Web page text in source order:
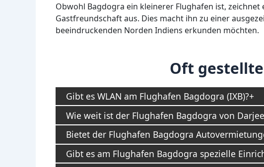
Obwohl Bagdogra ein kleinerer Flughafen ist, zeichnet
Gastfreundschaft aus. Dies macht ihn zu einer
beeindruckenden Norden Indiens erkunden möchten.
Oft
Gibt es WLAN am Flughafen Bagdogra (IXB)?
Wie weit ist der Flughafen Bagdogra von
Bietet der Flughafen Bagdogra
Gibt es am Flughafen Bagdogra spezielle